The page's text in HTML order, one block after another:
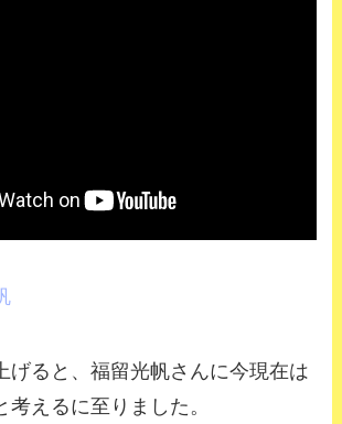
げると、福留光帆さんに今現在は
考えるに至りました。